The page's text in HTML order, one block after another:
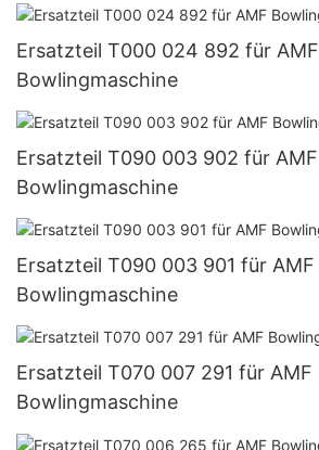
Ersatzteil T000 024 892 für AMF
Bowlingmaschine
Ersatzteil T090 003 902 für AMF
Bowlingmaschine
Ersatzteil T090 003 901 für AMF
Bowlingmaschine
Ersatzteil T070 007 291 für AMF
Bowlingmaschine